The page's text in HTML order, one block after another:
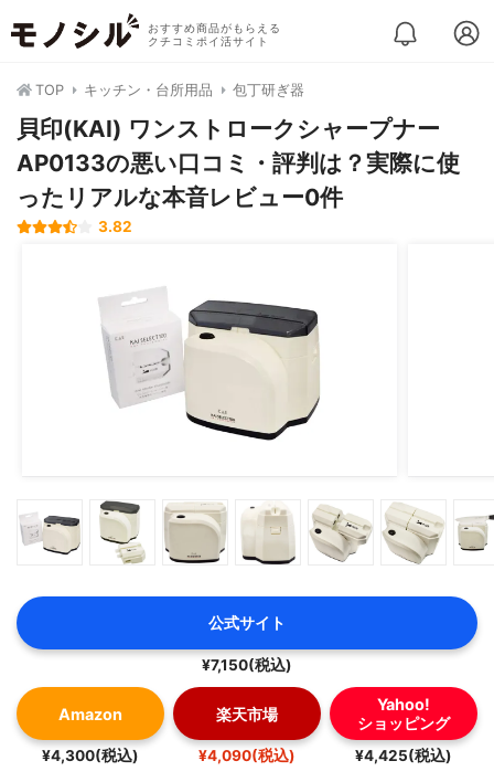
おすすめ商品がもらえる
クチコミポイ活サイト
TOP キッチン・台所用品 包丁研ぎ器
貝印(KAI) ワンストロークシャープナー
AP0133の悪い口コミ・評判は？実際に使
ったリアルな本音レビュー0件
3.82
公式サイト
¥7,150(税込)
Amazon
¥4,300(税込)
楽天市場
¥4,090(税込)
Yahoo!
ショッピング
¥4,425(税込)